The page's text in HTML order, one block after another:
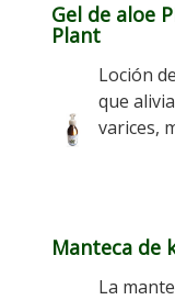
Gel de aloe
Plant
Loción
que
varices,
Manteca de
La